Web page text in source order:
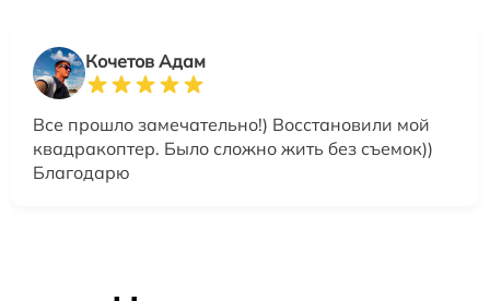
Кочетов Адам
Все прошло замечательно!) Восстановили мой
квадракоптер. Было сложно жить без съемок))
Благодарю